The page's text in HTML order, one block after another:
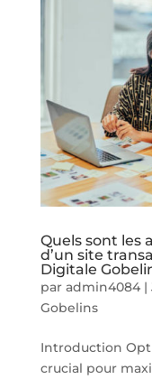
Quels sont les
d’un site
Digitale
par admin4084|
Gobelins
Introduction
crucial pour